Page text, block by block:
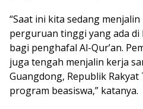
“Saat ini kita sedang
perguruan tinggi yang ada di
bagi penghafal Al-Qur’an.
juga tengah menjalin kerja
Guangdong, Republik
program beasiswa,” katanya.